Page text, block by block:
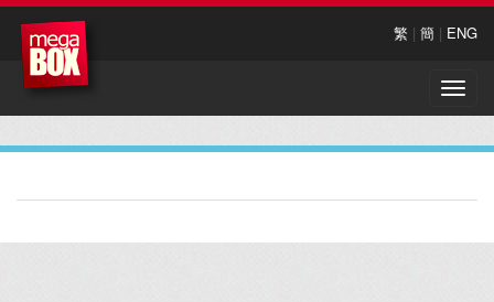
繁 | 簡 | ENG
Toggle